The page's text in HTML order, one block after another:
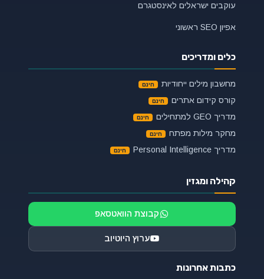
עוקבים ישראלים לאינסטגרם
אפיון SEO ראשוני
כלים ומדריכים
מחשבון מילים ייחודיות
קורס קידום אתרים
מדריך GEO למתחילים
מחקר מילות מפתח
מדריך Personal Intelligence
קהילה ומגזין
קבוצת הוואטסאפ
ערוץ היוטיוב
כתבות אחרונות